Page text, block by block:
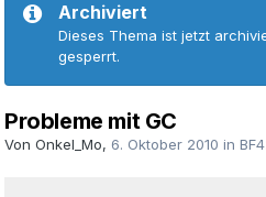
Archiviert
Dieses Thema ist jetzt
gesperrt.
Probleme mit GC
Von Onkel_Mo, 6. Oktober 2010 in